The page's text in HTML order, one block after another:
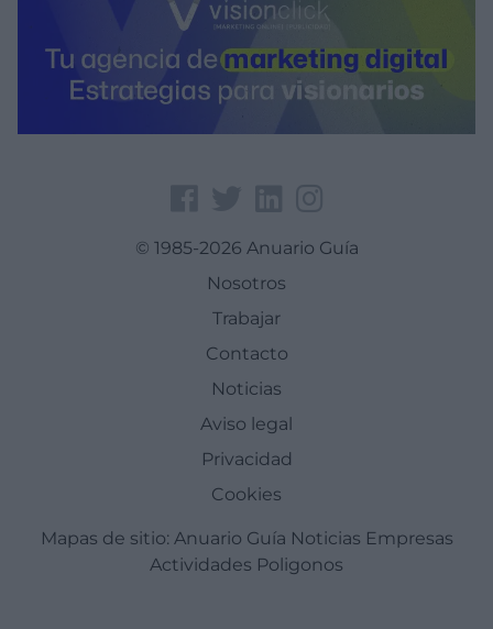
© 1985-2026 Anuario Guía
Nosotros
Trabajar
Contacto
Noticias
Aviso legal
Privacidad
Cookies
Mapas de sitio: Anuario Guía Noticias Empresas
Actividades Poligonos